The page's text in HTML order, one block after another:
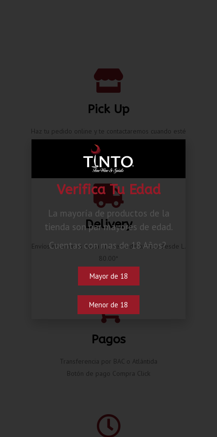
Pick Up
Haz tu pedido online y te contactaremos cuando esté
Delivery
Envíos nacionales hasta la puerta de tu casa desde L.
80.00*
Pagos
Transferencia por BAC o Atlántida
Botón de pago Compra Click
Verifica Tu Edad
La mayoría de productos de la
tienda son par mayores de edad.
Cuentas con mas de 18 Años?
Mayor de 18
Menor de 18